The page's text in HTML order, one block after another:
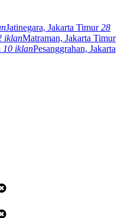
Jatinegara, Jakarta Timur28
iklanMatraman, Jakarta Timur
10 iklanPesanggrahan, Jakarta